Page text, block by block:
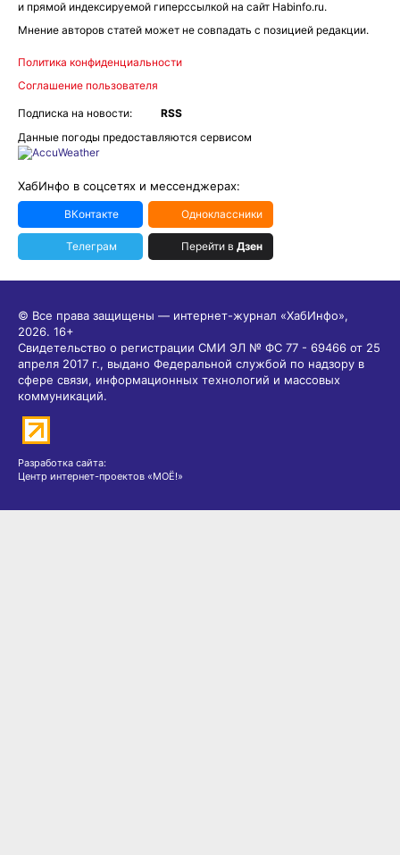
и прямой индексируемой гиперссылкой на сайт Habinfo.ru.
Мнение авторов статей может не совпадать с позицией редакции.
Политика конфиденциальности
Соглашение пользователя
Подписка на новости:
RSS
Данные погоды предоставляются сервисом
ХабИнфо в соцсетях и мессенджерах:
ВКонтакте Одноклассники
Телеграм Перейти в Дзен
© Все права защищены — интернет-журнал «ХабИнфо»,
2026. 16+
Свидетельство о регистрации СМИ ЭЛ № ФС 77 - 69466 от 25
апреля 2017 г., выдано Федеральной службой по надзору в
сфере связи, информационных технологий и массовых
коммуникаций.
Разработка сайта:
Центр интернет-проектов «МОЁ!»